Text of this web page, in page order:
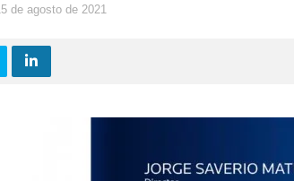
de agosto de 2021